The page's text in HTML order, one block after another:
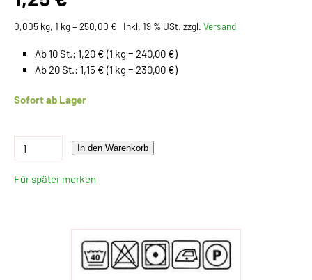
0,005 kg, 1 kg = 250,00 € Inkl. 19 % USt. zzgl. Versand
Ab 10 St.: 1,20 € (1 kg = 240,00 €)
Ab 20 St.: 1,15 € (1 kg = 230,00 €)
Sofort ab Lager
In den Warenkorb
Für später merken